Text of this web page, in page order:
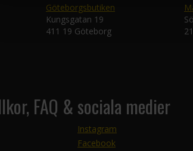
Göteborgsbutiken
Kungsgatan 19
411 19 Göteborg
FAQ & sociala medier
Instagram
Facebook